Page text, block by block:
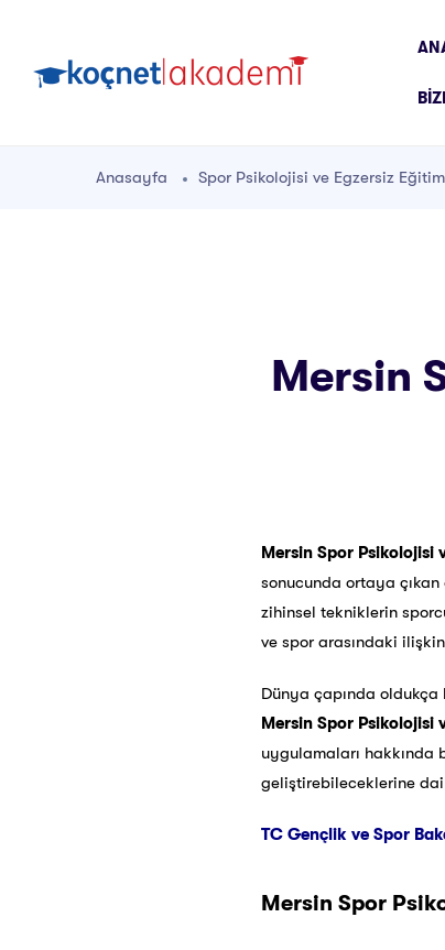
Anasayfa Spor Psikolojisi ve Egzersiz
Mersin
Mersin Spor Psikolojisi
sonucunda ortaya çıkan
zihinsel tekniklerin
ve spor arasındaki
Dünya çapında
Mersin Spor Psikolojisi
uygulamaları hakkında
geliştirebileceklerine
TC Gençlik ve Spor
Mersin Spor